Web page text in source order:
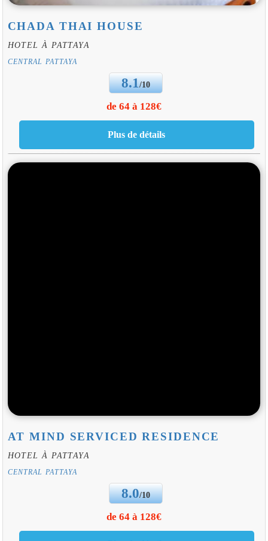
CHADA THAI HOUSE
HOTEL À PATTAYA
CENTRAL PATTAYA
8.1/10
de 64 à 128€
AT MIND SERVICED RESIDENCE
HOTEL À PATTAYA
CENTRAL PATTAYA
8.0/10
de 64 à 128€